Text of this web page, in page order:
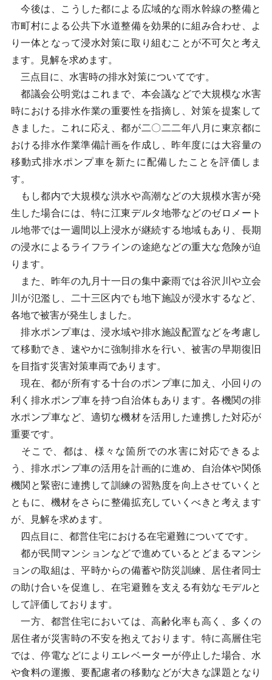
今後は、こうした都による広域的な雨水幹線の整備と
市町村による公共下水道整備を効果的に組み合わせ、よ
り一体となって浸水対策に取り組むことが不可欠と考え
ます。見解を求めます。
三点目に、水害時の排水対策についてです。
都議会公明党はこれまで、本会議などで大規模な水害
時における排水作業の重要性を指摘し、対策を提案して
きました。これに応え、都が二〇二二年八月に東京都に
おける排水作業準備計画を作成し、昨年度には大容量の
移動式排水ポンプ車を新たに配備したことを評価しま
す。
もし都内で大規模な洪水や高潮などの大規模水害が発
生した場合には、特に江東デルタ地帯などのゼロメート
ル地帯では一週間以上浸水が継続する地域もあり、長期
の浸水によるライフラインの途絶などの重大な危険が迫
ります。
また、昨年の九月十一日の集中豪雨では谷沢川や立会
川が氾濫し、二十三区内でも地下施設が浸水するなど、
各地で被害が発生しました。
排水ポンプ車は、浸水域や排水施設配置などを考慮し
て移動でき、速やかに強制排水を行い、被害の早期復旧
を目指す災害対策車両であります。
現在、都が所有する十台のポンプ車に加え、小回りの
利く排水ポンプ車を持つ自治体もあります。各機関の排
水ポンプ車など、適切な機材を活用した連携した対応が
重要です。
そこで、都は、様々な箇所での水害に対応できるよ
う、排水ポンプ車の活用を計画的に進め、自治体や関係
機関と緊密に連携して訓練の習熟度を向上させていくと
ともに、機材をさらに整備拡充していくべきと考えます
が、見解を求めます。
四点目に、都営住宅における在宅避難についてです。
都が民間マンションなどで進めているとどまるマンシ
ョンの取組は、平時からの備蓄や防災訓練、居住者同士
の助け合いを促進し、在宅避難を支える有効なモデルと
して評価しております。
一方、都営住宅においては、高齢化率も高く、多くの
居住者が災害時の不安を抱えております。特に高層住宅
では、停電などによりエレベーターが停止した場合、水
や食料の運搬、要配慮者の移動などが大きな課題となり